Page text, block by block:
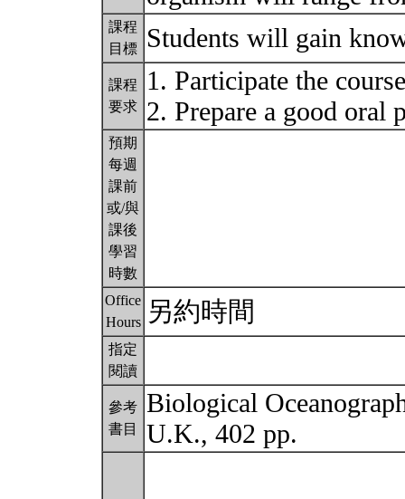
課程
目標
Students will gain
課程
要求
1. Participate the
2. Prepare a good oral
預期
每週
課前
或/與
課後
學習
時數
Office
Hours
另約時間
指定
閱讀
參考
書目
Biological
U.K., 402 pp.